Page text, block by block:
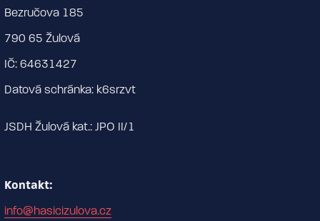
Bezručova 185
790 65 Žulová
IČ: 64631427
Datová schránka: k6srzvt
JSDH Žulová kat.: JPO II/1
Kontakt:
info@hasicizulova.cz